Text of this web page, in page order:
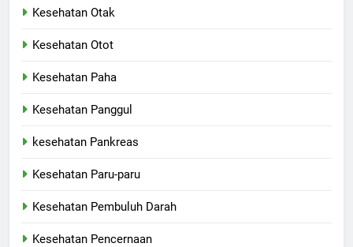
Kesehatan Otak
Kesehatan Otot
Kesehatan Paha
Kesehatan Panggul
kesehatan Pankreas
Kesehatan Paru-paru
Kesehatan Pembuluh Darah
Kesehatan Pencernaan